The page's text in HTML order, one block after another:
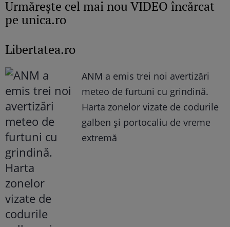
Urmăreşte cel mai nou VIDEO încărcat
pe unica.ro
Libertatea.ro
ANM a emis trei noi avertizări
meteo de furtuni cu grindină.
Harta zonelor vizate de codurile
galben și portocaliu de vreme
extremă